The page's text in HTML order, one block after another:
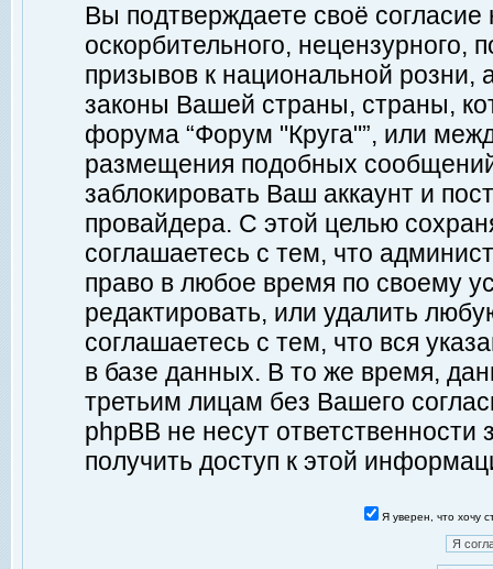
Вы подтверждаете своё
оскорбительного, нецензурного,
призывов к национальной
законы Вашей страны, страны,
форума “Форум "Круга"”, или
размещения подобных
заблокировать Ваш аккаунт и
провайдера. С этой целью
соглашаетесь с тем, что
право в любое время по своему
редактировать, или удалить
соглашаетесь с тем, что вся
в базе данных. В то же время,
третьим лицам без Вашего
phpBB не несут ответственности
получить доступ к этой
Я уверен, что хочу